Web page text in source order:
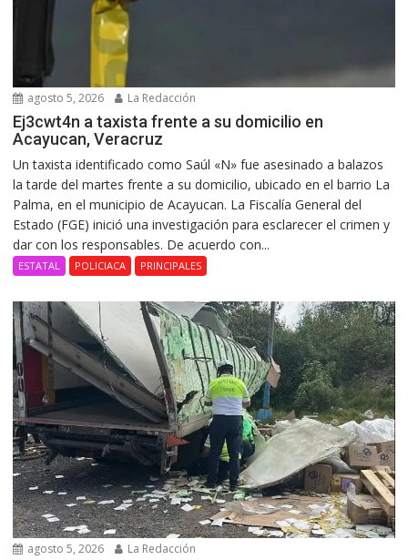
agosto 5, 2026 La Redacción
Ej3cwt4n a taxista frente a su domicilio en
Acayucan, Veracruz
Un taxista identificado como Saúl «N» fue asesinado a balazos
la tarde del martes frente a su domicilio, ubicado en el barrio La
Palma, en el municipio de Acayucan. La Fiscalía General del
Estado (FGE) inició una investigación para esclarecer el crimen y
dar con los responsables. De acuerdo con...
ESTATAL POLICIACA PRINCIPALES
agosto 5, 2026 La Redacción